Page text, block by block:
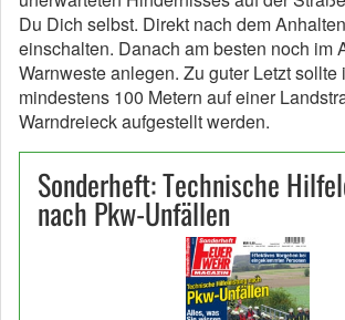
Du Dich selbst. Direkt nach dem
einschalten. Danach am besten noch im
Warnweste anlegen. Zu guter Letzt sollte
mindestens 100 Metern auf einer
Warndreieck aufgestellt werden.
Sonderheft: Technische
nach Pkw-Unfällen